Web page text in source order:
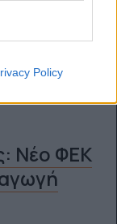
Policy
Νέο ΦΕΚ